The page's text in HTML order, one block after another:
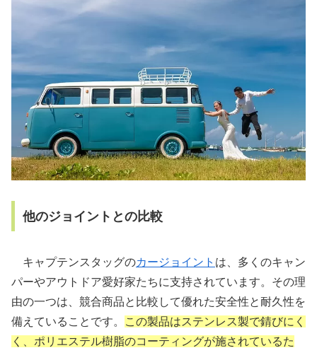
他のジョイントとの比較
キャプテンスタッグのカージョイント は、多くのキャン
パーやアウトドア愛好家たちに支持されています。その理
由の一つは、競合商品と比較して優れた安全性と耐久性を
備えていることです。
この製品はステンレス製で錆びにく
く、ポリエステル樹脂のコーティングが施されているた